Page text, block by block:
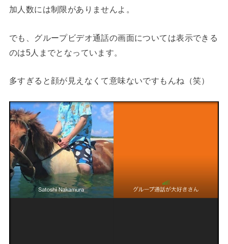
加人数には制限がありませんよ。
でも、グループビデオ通話の画面については表示できる
のは5人までとなっています。
多すぎると顔が見えなくて意味ないですもんね（笑）